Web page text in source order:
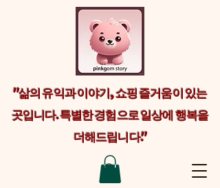
"삶의 유익과 이야기, 쇼핑 즐거움이 있는
곳입니다. 특별한 경험으로 일상에 행복을
더해드립니다."